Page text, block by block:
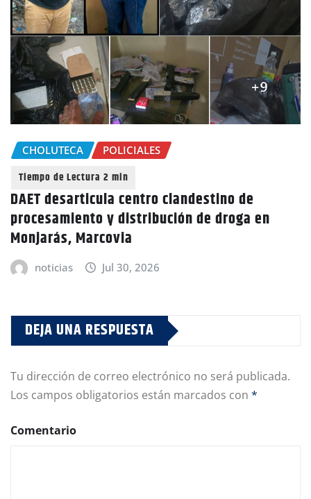
CHOLUTECA POLICIALES
DAET desarticula centro clandestino de
procesamiento y distribución de droga en
Monjarás, Marcovia
noticias Jul 30, 2026
DEJA UNA RESPUESTA
Tu dirección de correo electrónico no será publicada.
Los campos obligatorios están marcados con *
Comentario